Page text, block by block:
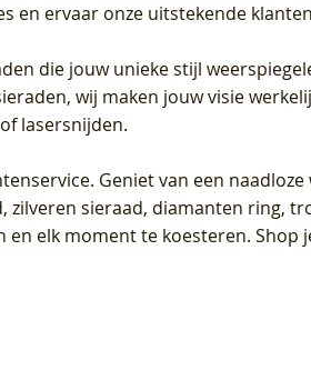
en ervaar onze uitstekende
die jouw unieke stijl
wij maken jouw visie
of lasersnijden.
. Geniet van een
sieraad, diamanten ring,
elk moment te koesteren. Shop